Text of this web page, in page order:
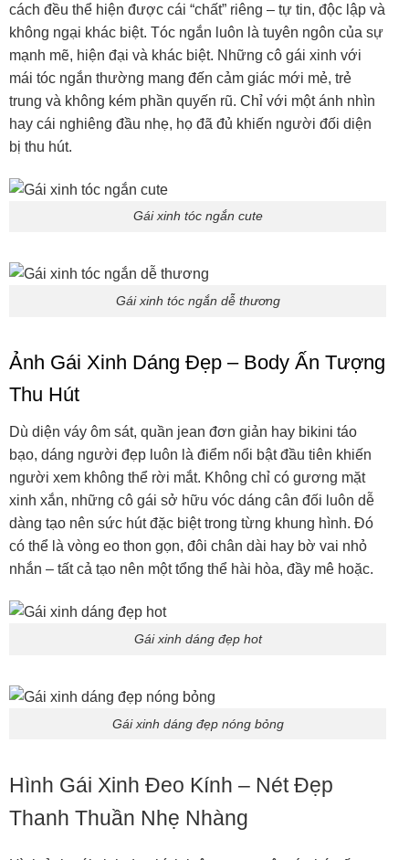
cách đều thể hiện được cái “chất” riêng – tự tin, độc lập và
không ngại khác biệt. Tóc ngắn luôn là tuyên ngôn của sự
mạnh mẽ, hiện đại và khác biệt. Những cô gái xinh với
mái tóc ngắn thường mang đến cảm giác mới mẻ, trẻ
trung và không kém phần quyến rũ. Chỉ với một ánh nhìn
hay cái nghiêng đầu nhẹ, họ đã đủ khiến người đối diện
bị thu hút.
Gái xinh tóc ngắn cute
Gái xinh tóc ngắn dễ thương
Ảnh Gái Xinh Dáng Đẹp – Body Ấn Tượng
Thu Hút
Dù diện váy ôm sát, quần jean đơn giản hay bikini táo
bạo, dáng người đẹp luôn là điểm nổi bật đầu tiên khiến
người xem không thể rời mắt. Không chỉ có gương mặt
xinh xắn, những cô gái sở hữu vóc dáng cân đối luôn dễ
dàng tạo nên sức hút đặc biệt trong từng khung hình. Đó
có thể là vòng eo thon gọn, đôi chân dài hay bờ vai nhỏ
nhắn – tất cả tạo nên một tổng thể hài hòa, đầy mê hoặc.
Gái xinh dáng đẹp hot
Gái xinh dáng đẹp nóng bỏng
Hình Gái Xinh Đeo Kính – Nét Đẹp
Thanh Thuần Nhẹ Nhàng